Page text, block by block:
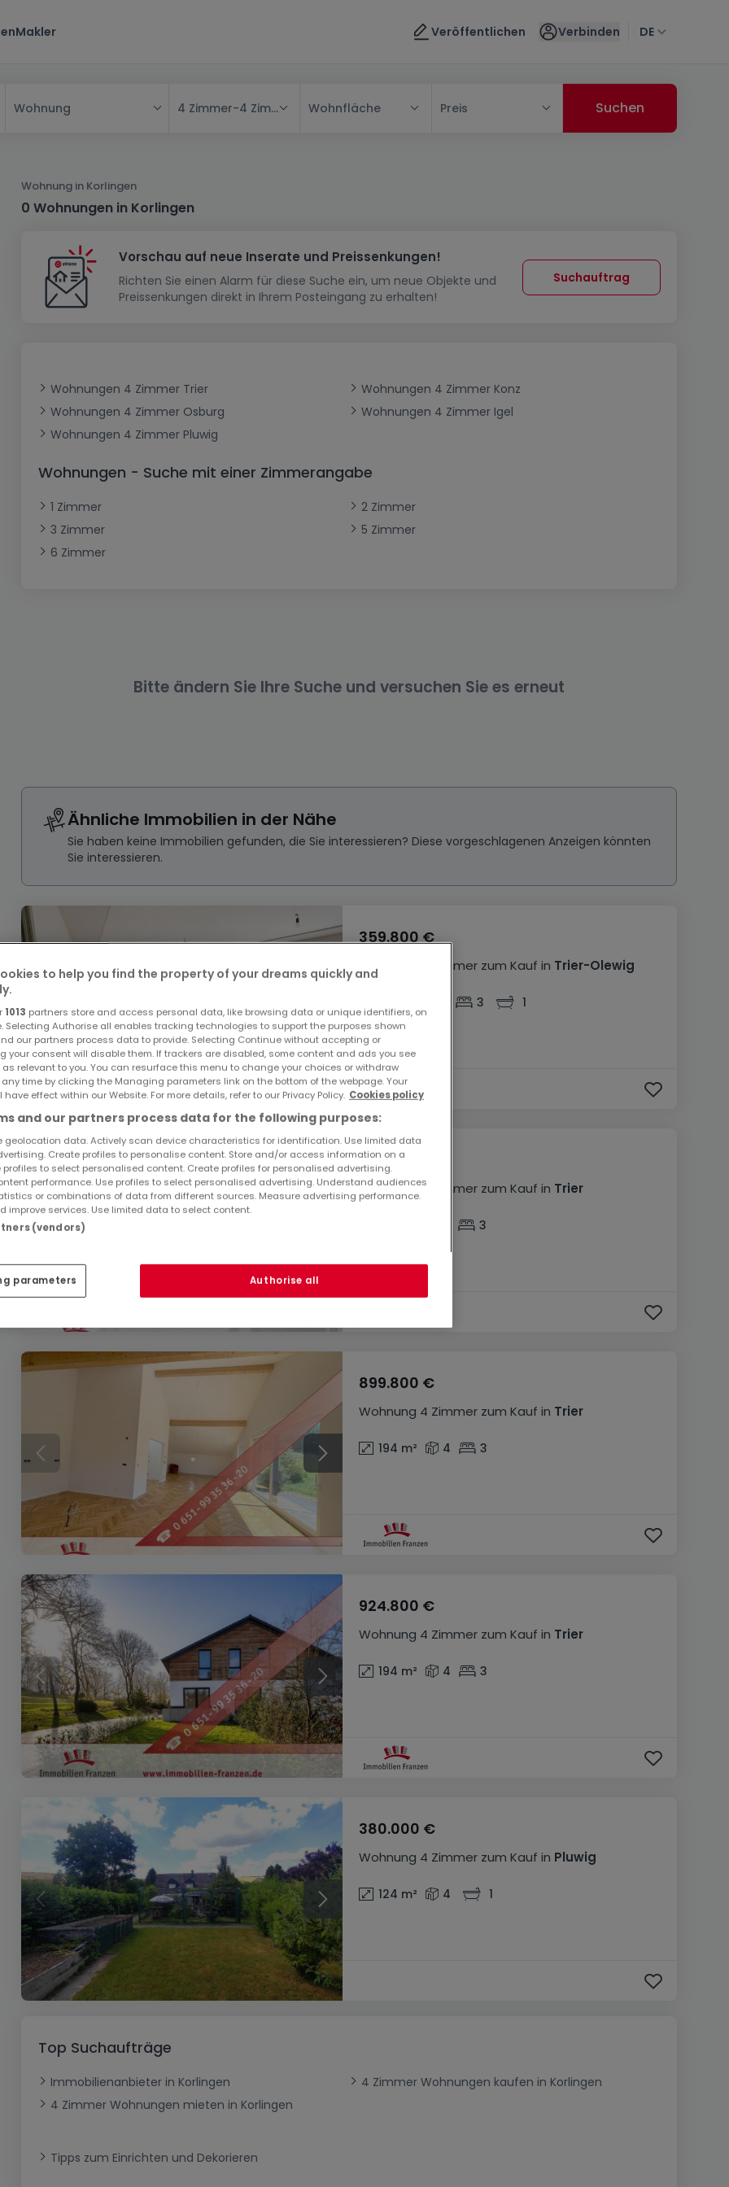
Makler Veröffentlichen Verbinden DE
Wohnung
Haus
Reihenhaus
Doppelhaushälfte
Bauernhaus
Ferienunterkunft
Wohnung
Schlafzimmer
1-Zimmer-Apartment
Dachgeschoss
Wohnanlage
Wohnsiedlung
Haus bauen
Musterhaus
Renditeobjekt
Gewerbliches Grundstück
Carport
Garage
Büro
Gewerbe
Ladenfläche
Lagerfläche
4 Zimmer- 4 Zimmer Wohnfläche Preis
Wohnung in Korlingen
0 Wohnungen in Korlingen
Vorschau auf neue Inserate und Preissenkungen!
Richten Sie einen Alarm für diese Suche ein, um neue Objekte und
Preissenkungen direkt in Ihrem Posteingang zu erhalten!
Suchauftrag
Wohnungen 4 Zimmer Trier
Wohnungen 4 Zimmer Konz
Wohnungen 4 Zimmer Osburg
Wohnungen 4 Zimmer Igel
Wohnungen 4 Zimmer Pluwig
Wohnungen - Suche mit einer Zimmerangabe
1 Zimmer
2 Zimmer
3 Zimmer
5 Zimmer
6 Zimmer
Bitte ändern Sie Ihre Suche und versuchen Sie es erneut
Ähnliche Immobilien in der Nähe
Sie haben keine Immobilien gefunden, die Sie interessieren? Diese vorgeschlagenen Anzeigen könnten
Sie interessieren.
Wohnung 4 Zimmer zum Kauf in Trier-Olewig
359.800 €
3 1
Wohnung 4 Zimmer zum Kauf in Trier
249.800 €
3
Wohnung 4 Zimmer zum Kauf in Trier
899.800 €
194 m² 4 3
Wohnung 4 Zimmer zum Kauf in Trier
924.800 €
194 m² 4 3
Wohnung 4 Zimmer zum Kauf in Pluwig
380.000 €
124 m² 4 1
Top Suchaufträge
Immobilienanbieter in Korlingen
4 Zimmer Wohnungen kaufen in Korlingen
4 Zimmer Wohnungen mieten in Korlingen
Tipps zum Einrichten und Dekorieren
to help you find the property of your dreams quickly and
1013 partners store and access personal data, like browsing data or unique identifiers, on
Selecting Authorise all enables tracking technologies to support the purposes shown
our partners process data to provide. Selecting Continue without accepting or
your consent will disable them. If trackers are disabled, some content and ads you see
as relevant to you. You can resurface this menu to change your choices or withdraw
time by clicking the Managing parameters link on the bottom of the webpage. Your
have effect within our Website. For more details, refer to our Privacy Policy. Cookies policy
and our partners process data for the following purposes:
geolocation data. Actively scan device characteristics for identification. Use limited data
Create profiles to personalise content. Store and/or access information on a
profiles to select personalised content. Create profiles for personalised advertising.
performance. Use profiles to select personalised advertising. Understand audiences
or combinations of data from different sources. Measure advertising performance.
improve services. Use limited data to select content.
(vendors)
parameters Authorise all